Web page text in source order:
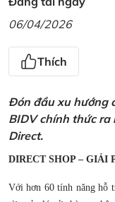
06/04/2026
Thích
Đón đầu xu hướng
BIDV chính thức ra
Direct.
DIRECT SHOP – GIẢI
Với hơn 60 tính năng hỗ